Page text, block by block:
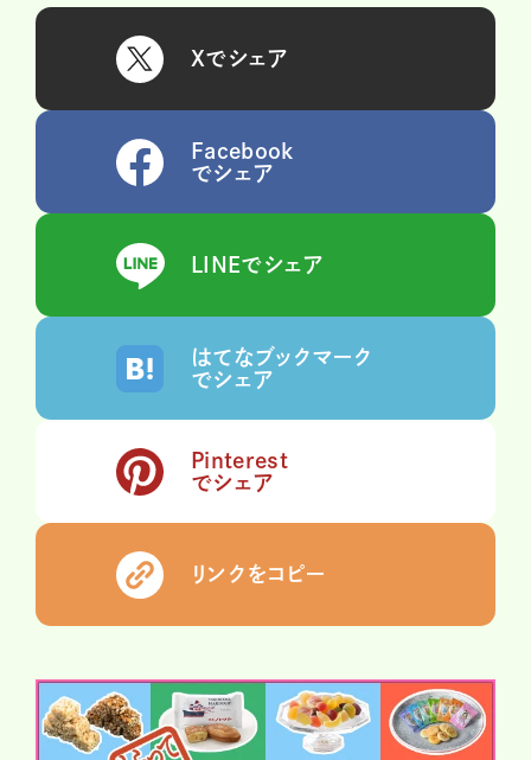
Xでシェア
Facebook
でシェア
LINEでシェア
はてなブックマーク
でシェア
Pinterest
でシェア
リンクをコピー